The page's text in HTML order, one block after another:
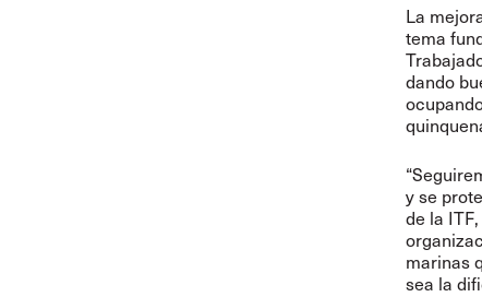
La
tema
dando
y se
de la ITF,
marinas
sea la